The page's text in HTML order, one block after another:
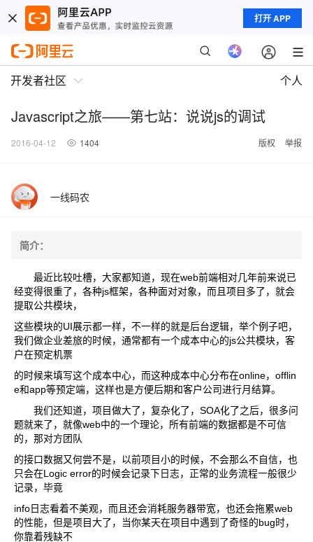
打开 APP
开发者社区 个人
Javascript之旅——第七站：说说js的调试
2016-04-12 1404 版权 举报
一线码农
简介：
最近比较吐槽，大家都知道，现在web前端相对几年前来说已
经变得很重了，各种js框架，各种面对对象，而且项目多了，就会
提取公共模块，
这些模块的UI展示都一样，不一样的就是后台逻辑，举个例子吧，
我们做企业差旅的时候，通常都有一个成本中心的js公共模块，客
户在预定机票
的时候来填写这个成本中心，而这种成本中心分布在online，offlin
e和app等预定端，这样也是方便后期和客户公司进行月结算。
我们还知道，项目做大了，复杂化了，SOA化了之后，很多问
题就来了，就像web中的一个理论，所有前端的数据都是不可信
的，那对方团队
的接口数据又何尝不是，以前项目小的时候，不会那么不自信，也
只会在Logic error的时候会记录下日志，正常的业务流程一般很少
记录，毕竟
info日志看着不美观，而且还会消耗服务器带宽，也还会拖累web
的性能，但是项目大了，当你某天在项目中遇到了奇怪的bug时，
你靠着残缺不